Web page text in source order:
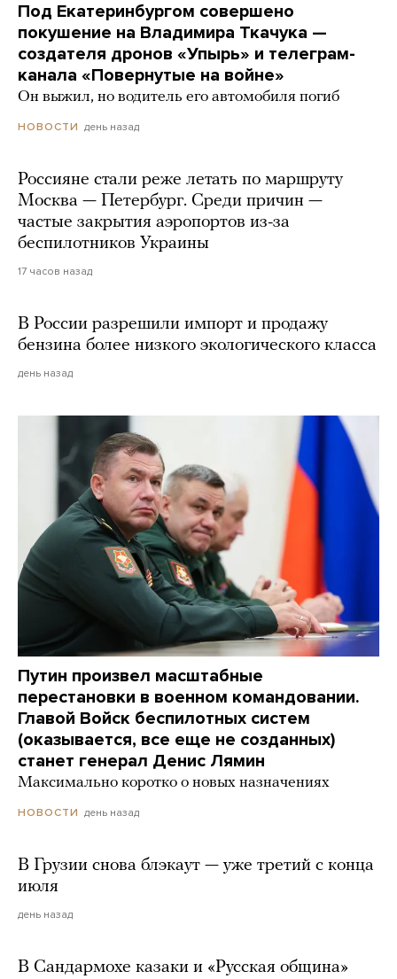
Под Екатеринбургом совершено
покушение на Владимира Ткачука —
создателя дронов «Упырь» и телеграм-
канала «Повернутые на войне»
Он выжил, но водитель его автомобиля погиб
НОВОСТИ день назад
Россияне стали реже летать по маршруту
Москва — Петербург. Среди причин —
частые закрытия аэропортов из-за
беспилотников Украины
17 часов назад
В России разрешили импорт и продажу
бензина более низкого экологического класса
день назад
Путин произвел масштабные
перестановки в военном командовании.
Главой Войск беспилотных систем
(оказывается, все еще не созданных)
станет генерал Денис Лямин
Максимально коротко о новых назначениях
НОВОСТИ день назад
В Грузии снова блэкаут — уже третий с конца
июля
день назад
В Сандармохе казаки и «Русская община»